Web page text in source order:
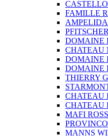
FAMILLE
PFITSCHER
DOMAINE
CHATEAU
DOMAINE
DOMAINE
THIERRY
CHATEAU
CHATEAU
MAFI
PROVINCO
MANNS